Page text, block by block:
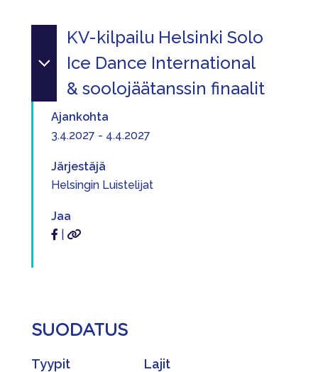
KV-kilpailu Helsinki Solo
Ice Dance International
& soolojäätanssin finaalit
Ajankohta
3.4.2027 - 4.4.2027
Järjestäjä
Helsingin Luistelijat
Jaa
SUODATUS
Tyypit Lajit